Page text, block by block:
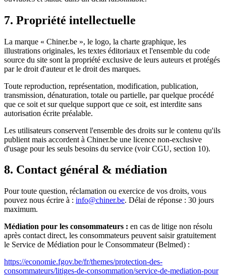
7. Propriété intellectuelle
La marque « Chiner.be », le logo, la charte graphique, les
illustrations originales, les textes éditoriaux et l'ensemble du code
source du site sont la propriété exclusive de leurs auteurs et protégés
par le droit d'auteur et le droit des marques.
Toute reproduction, représentation, modification, publication,
transmission, dénaturation, totale ou partielle, par quelque procédé
que ce soit et sur quelque support que ce soit, est interdite sans
autorisation écrite préalable.
Les utilisateurs conservent l'ensemble des droits sur le contenu qu'ils
publient mais accordent à Chiner.be une licence non-exclusive
d'usage pour les seuls besoins du service (voir CGU, section 10).
8. Contact général & médiation
Pour toute question, réclamation ou exercice de vos droits, vous
pouvez nous écrire à : info@chiner.be. Délai de réponse : 30 jours
maximum.
Médiation pour les consommateurs : en cas de litige non résolu
après contact direct, les consommateurs peuvent saisir gratuitement
le Service de Médiation pour le Consommateur (Belmed) :
https://economie.fgov.be/fr/themes/protection-des-
consommateurs/litiges-de-consommation/service-de-mediation-pour